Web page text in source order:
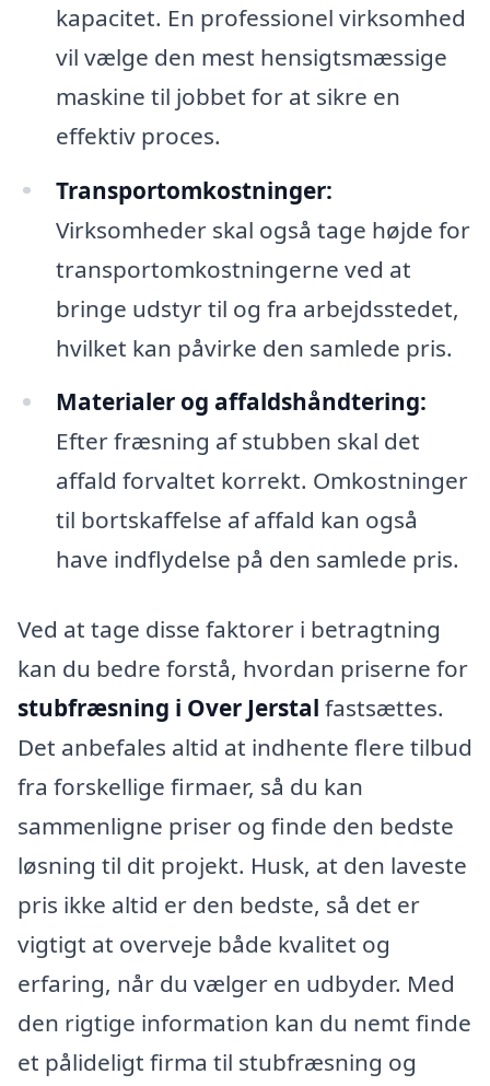
kapacitet. En professionel virksomhed
vil vælge den mest hensigtsmæssige
maskine til jobbet for at sikre en
effektiv proces.
Transportomkostninger:
Virksomheder skal også tage højde for
transportomkostningerne ved at
bringe udstyr til og fra arbejdsstedet,
hvilket kan påvirke den samlede pris.
Materialer og affaldshåndtering:
Efter fræsning af stubben skal det
affald forvaltet korrekt. Omkostninger
til bortskaffelse af affald kan også
have indflydelse på den samlede pris.
Ved at tage disse faktorer i betragtning
kan du bedre forstå, hvordan priserne for
stubfræsning i Over Jerstal fastsættes.
Det anbefales altid at indhente flere tilbud
fra forskellige firmaer, så du kan
sammenligne priser og finde den bedste
løsning til dit projekt. Husk, at den laveste
pris ikke altid er den bedste, så det er
vigtigt at overveje både kvalitet og
erfaring, når du vælger en udbyder. Med
den rigtige information kan du nemt finde
et pålideligt firma til stubfræsning og